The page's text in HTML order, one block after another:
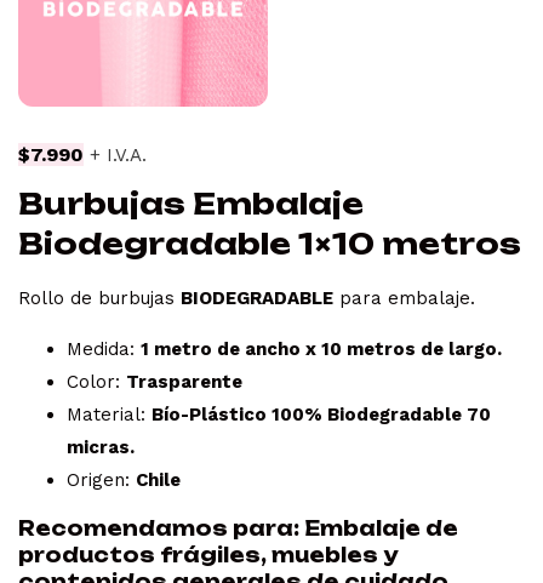
$7.990 + I.V.A.
Burbujas Embalaje
Biodegradable 1×10 metros
Rollo de burbujas BIODEGRADABLE para embalaje.
Medida: 1 metro de ancho x 10 metros de largo.
Color: Trasparente
Material: Bío-Plástico 100% Biodegradable 70
micras.
Origen: Chile
Recomendamos para: Embalaje de
productos frágiles, muebles y